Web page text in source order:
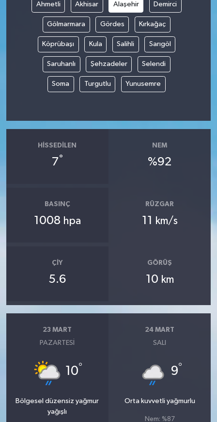
Ahmetli Akhisar Alaşehir Demirci
Gölmarmara Gördes Kırkağaç
Köprübaşı Kula Salihli Sarıgöl
Saruhanlı Şehzadeler Selendi
Soma Turgutlu Yunusemre
HISSEDILEN
7°
NEM
%92
BASINÇ
1008 hpa
RÜZGAR
11 km/s
ÇIY
5.6
GÖRÜŞ
10 km
23 MART
PAZARTESI
10°
Bölgesel düzensiz yağmur
yağışlı
24 MART
SALI
9°
Orta kuvvetli yağmurlu
Nem: %87